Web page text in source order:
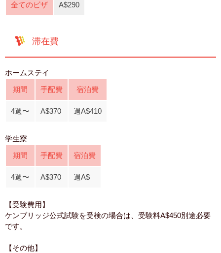
全てのビザ A$290
滞在費
ホームステイ
期間
手配費 宿泊費
4週〜 A$370 週A$410
学生寮
期間
手配費 宿泊費
4週〜 A$370 週A$
【受験費用】
ケンブリッジ公式試験を受検の場合は、受験料A$450別途必要
です。
【その他】